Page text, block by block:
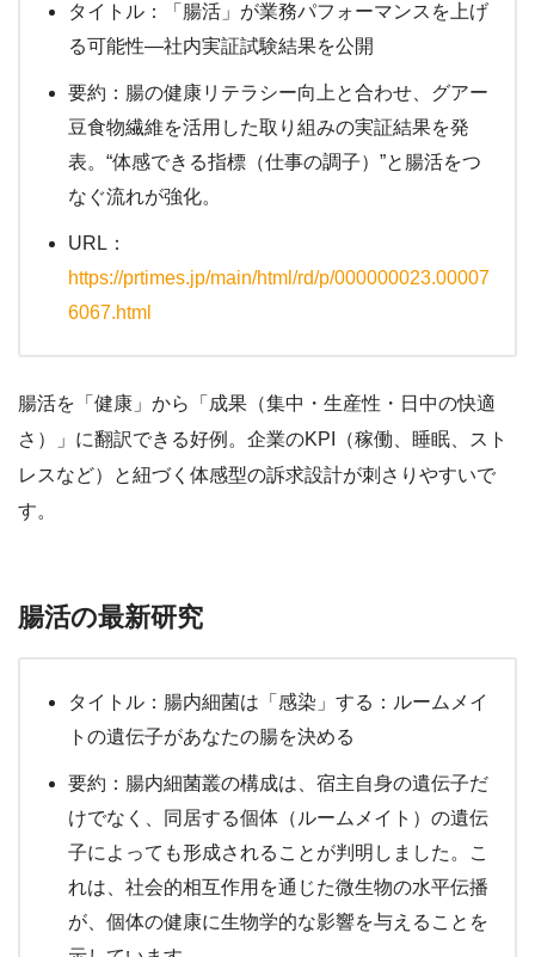
タイトル：「腸活」が業務パフォーマンスを上げ
る可能性—社内実証試験結果を公開
要約：腸の健康リテラシー向上と合わせ、グアー
豆食物繊維を活用した取り組みの実証結果を発
表。“体感できる指標（仕事の調子）”と腸活をつ
なぐ流れが強化。
URL：
https://prtimes.jp/main/html/rd/p/000000023.00007
6067.html
腸活を「健康」から「成果（集中・生産性・日中の快適
さ）」に翻訳できる好例。企業のKPI（稼働、睡眠、スト
レスなど）と紐づく体感型の訴求設計が刺さりやすいで
す。
腸活の最新研究
タイトル：腸内細菌は「感染」する：ルームメイ
トの遺伝子があなたの腸を決める
要約：腸内細菌叢の構成は、宿主自身の遺伝子だ
けでなく、同居する個体（ルームメイト）の遺伝
子によっても形成されることが判明しました。こ
れは、社会的相互作用を通じた微生物の水平伝播
が、個体の健康に生物学的な影響を与えることを